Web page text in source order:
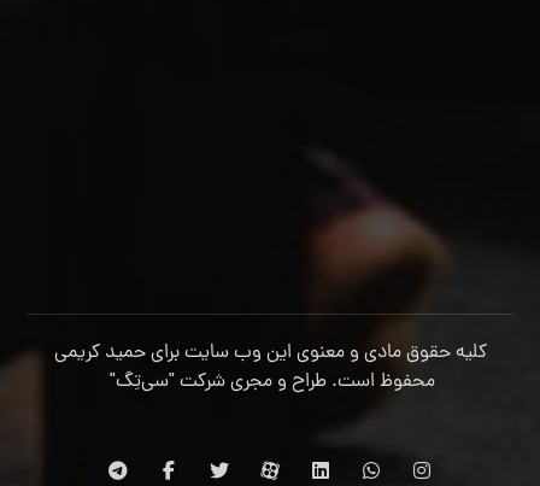
کلیه حقوق مادی و معنوی این وب سایت برای حمید کریمی
محفوظ است. طراح و مجری شرکت"سی‌تِگ"